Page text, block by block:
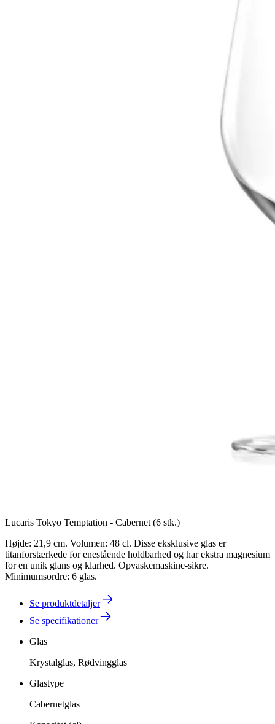
Lucaris Tokyo Temptation - Cabernet (6 stk.)
Højde: 21,9 cm. Volumen: 48 cl. Disse eksklusive glas er
titanforstærkede for enestående holdbarhed og har ekstra magnesium
for en unik glans og klarhed. Opvaskemaskine-sikre.
Minimumsordre: 6 glas.
Se produktdetaljer
Se specifikationer
Glas
Krystalglas, Rødvingglas
Glastype
Cabernetglas